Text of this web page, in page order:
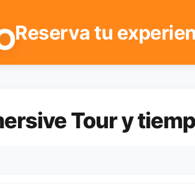
Reserva tu
Tour y